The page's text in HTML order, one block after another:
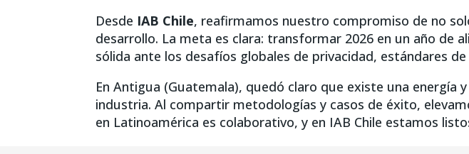
Desde IAB Chile, reafirmamos nuestro compromiso de no
desarrollo. La meta es clara: transformar 2026 en un año de
sólida ante los desafíos globales de privacidad, estándares
En Antigua (Guatemala), quedó claro que existe una
industria. Al compartir metodologías y casos de éxito,
en Latinoamérica es colaborativo, y en IAB Chile estamos